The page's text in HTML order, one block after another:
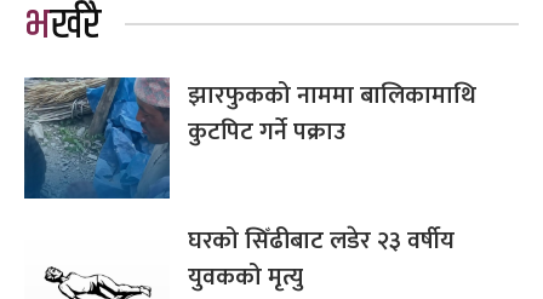
भर्खरै
झारफुकको नाममा बालिकामाथि
कुटपिट गर्ने पक्राउ
घरको सिँढीबाट लडेर २३ वर्षीय
युवकको मृत्यु